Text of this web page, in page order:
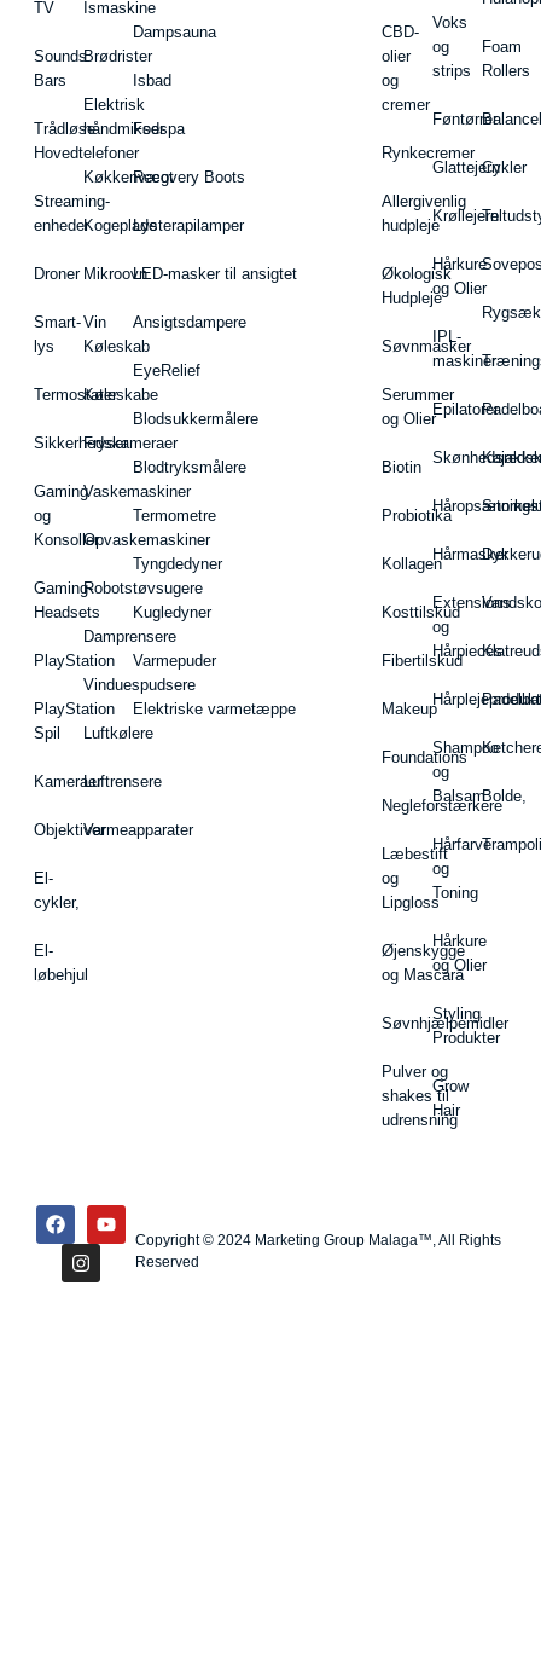
TV
Sounds
Bars
Trådløse
Hovedtelefoner
Streaming-
enheder
Droner
Smart-
lys
Termostater
Sikkerhedskameraer
Gaming
og
Konsoller
Gaming-
Headsets
PlayStation
PlayStation
Spil
Kameraer
Objektiver
El-
cykler,
El-
løbehjul
Ismaskine
Brødrister
Elektrisk
håndmikser
Køkkenvægt
Kogeplade
Mikroovn
Vin
Køleskab
Køleskabe
Fryser
Vaskemaskiner
Opvaskemaskiner
Robotstøvsugere
Damprensere
Vinduespudsere
Luftkølere
Luftrensere
Varmeapparater
Dampsauna
Isbad
Fodspa
Recovery Boots
Lysterapilamper
LED-masker til ansigtet
Ansigtsdampere
EyeRelief
Blodsukkermålere
Blodtryksmålere
Termometre
Tyngdedyner
Kugledyner
Varmepuder
Elektriske varmetæppe
CBD-
olier
og
cremer
Rynkecremer
Allergivenlig
hudpleje
Økologisk
Hudpleje
Søvnmasker
Serummer
og Olier
Biotin
Probiotika
Kollagen
Kosttilskud
Fibertilskud
Makeup
Foundations
Negleforstærkere
Læbestift
og
Lipgloss
Øjenskygge
og Mascara
Søvnhjælpemidler
Pulver og
shakes til
udrensning
Voks
og
strips
Føntørrer
Glattejern
Krøllejern
Hårkure
og Olier
IPL-
maskiner
Epilatorer
Hårmasker
Extensions
og
Hårpieces
Shampoo
og
Balsam
Hårfarve
og
Toning
Hårkure
og Olier
Styling
Produkter
Grow
Hair
Foam
Rollers
Cykler
Vandsko
Bolde,
Copyright © 2024 Marketing Group Malaga™, All Rights
Reserved